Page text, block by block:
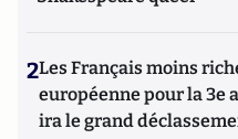
d'intelligence économique »
2Les Français moins
européenne pour la 3e
ira le grand